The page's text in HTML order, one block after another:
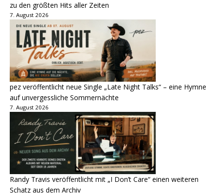
zu den größten Hits aller Zeiten
7. August 2026
pez veröffentlicht neue Single „Late Night Talks“ – eine Hymne
auf unvergessliche Sommernächte
7. August 2026
Randy Travis veröffentlicht mit „I Don’t Care“ einen weiteren
Schatz aus dem Archiv